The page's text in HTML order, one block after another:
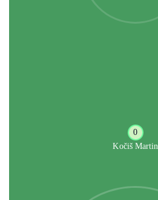
0
Kočiš Martin